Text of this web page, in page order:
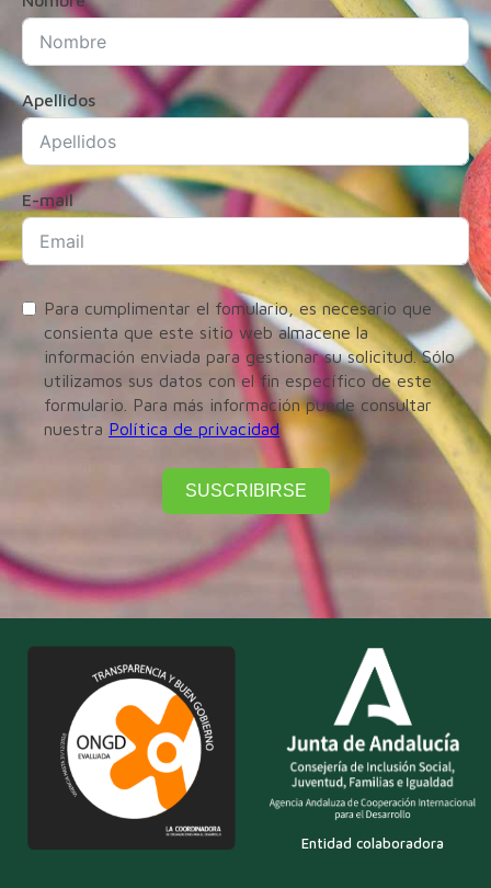
Apellidos
E-mail
Para cumplimentar el fomulario, es necesario que
consienta que este sitio web almacene la
información enviada para gestionar su solicitud. Sólo
utilizamos sus datos con el fin específico de este
formulario. Para más información puede consultar
nuestra Política de privacidad
SUSCRIBIRSE
Entidad colaboradora